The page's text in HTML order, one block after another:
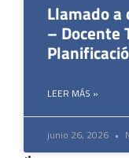
Llamado a
– Docente
LEER MÁS »
junio 26, 2026